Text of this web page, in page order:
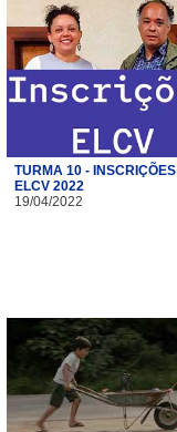
TURMA 10 - INSCRIÇÕES
ELCV 2022
19/04/2022